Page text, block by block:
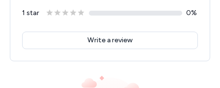
1 star 0%
Write a review